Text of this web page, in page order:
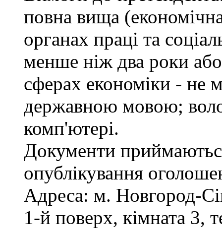
повна вища
органах праці та
менше ніж два роки
сферах економіки - не
державною мовою;
комп'ютері.
Документи
опублікування
Адреса: м. Новгород-
1-й поверх, кімната 3,